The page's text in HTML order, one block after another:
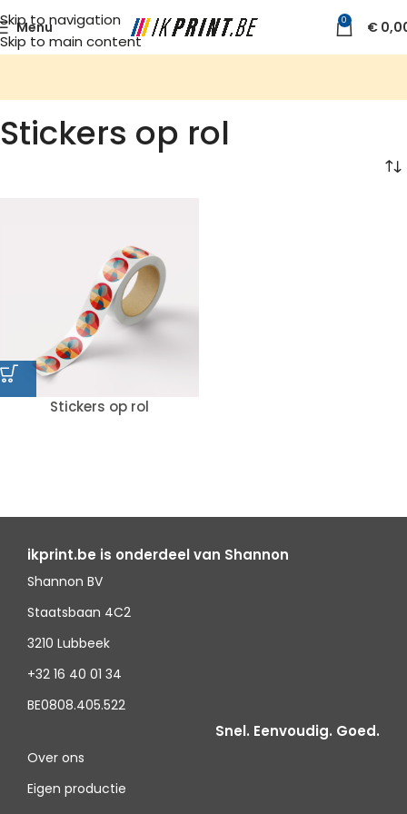
Skip to navigation
Skip to main content
Menu 0 €
Stickers op rol
Stickers op rol
ikprint.be is onderdeel van Shannon
Shannon BV
Staatsbaan 4C2
3210 Lubbeek
+32 16 40 01 34
BE0808.405.522
Snel. Eenvoudig. Goed.
Over ons
Eigen productie